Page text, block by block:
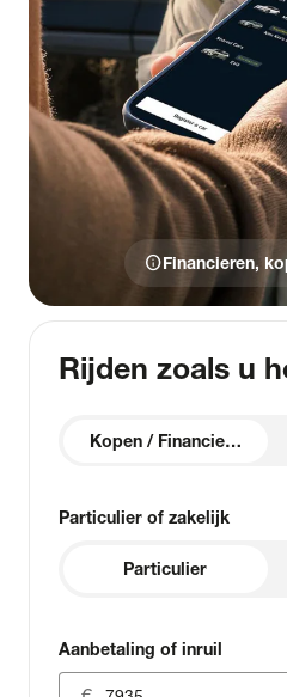
infoFinancieren,
Rijden zoals u
Kopen / Financieren
Particulier of zakelijk
Particulier
Aanbetaling of inruil